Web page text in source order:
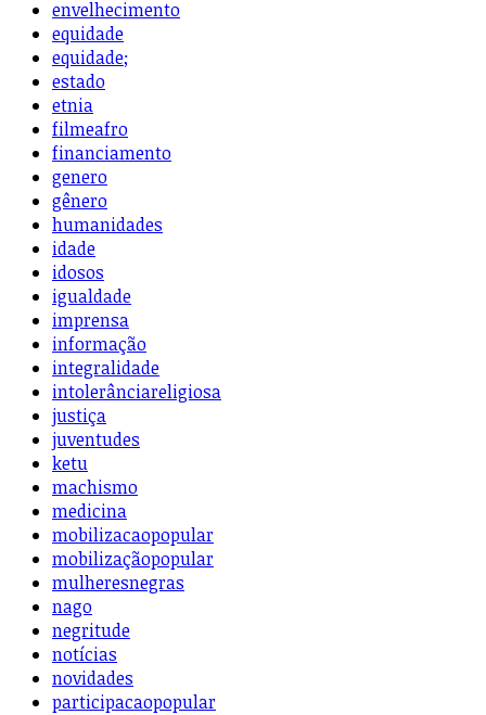
envelhecimento
equidade
equidade;
estado
etnia
filmeafro
financiamento
genero
gênero
humanidades
idade
idosos
igualdade
imprensa
informação
integralidade
intolerânciareligiosa
justiça
juventudes
ketu
machismo
medicina
mobilizacaopopular
mobilizaçãopopular
mulheresnegras
nago
negritude
notícias
novidades
participacaopopular